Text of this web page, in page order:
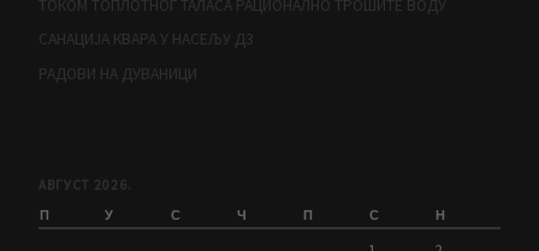
ТОКОМ ТОПЛОТНОГ ТАЛАСА РАЦИОНАЛНО ТРОШИТЕ ВОДУ
САНАЦИЈА КВАРА У НАСЕЉУ Д3
РАДОВИ НА ДУВАНИЦИ
АВГУСТ 2026.
П У С Ч П С Н